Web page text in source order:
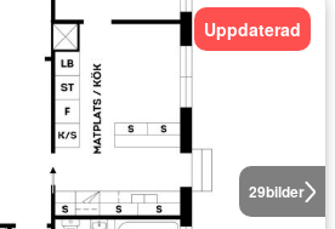
29bilder
Uppdaterad